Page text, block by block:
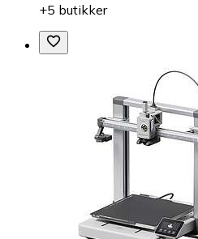
+5 butikker